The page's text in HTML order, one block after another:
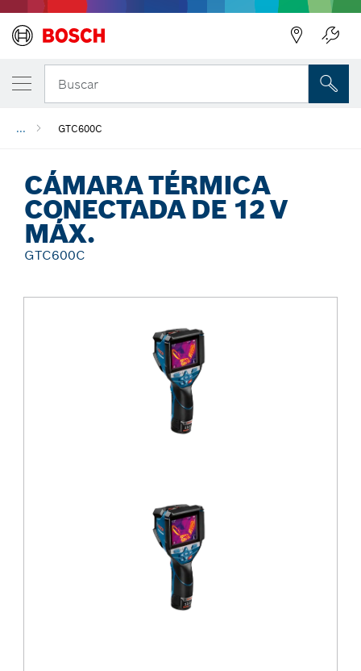
Buscar
... GTC600C
CÁMARA TÉRMICA
CONECTADA DE 12 V
MÁX.
GTC600C